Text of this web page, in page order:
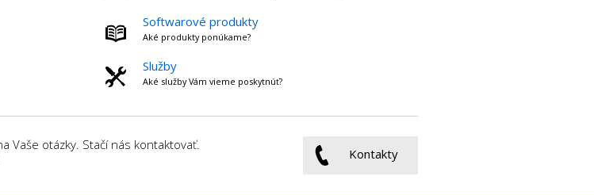
Softwarové produkty
Aké produkty ponúkame?
Služby
Aké služby Vám vieme poskytnúť?
Vaše otázky. Stačí nás kontaktovať.
Kontakty